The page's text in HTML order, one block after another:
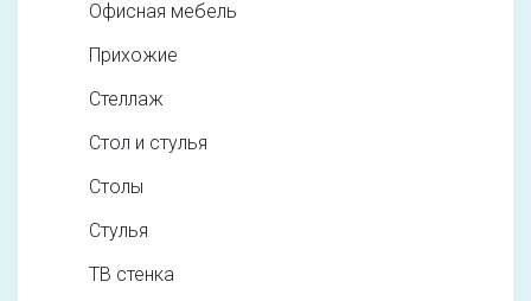
Офисная мебель
Прихожие
Стеллаж
Стол и стулья
Столы
Стулья
ТВ стенка